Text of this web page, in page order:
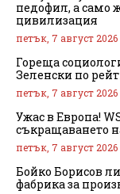
педофил, а само
цивилизация
петък, 7 август 2026
Гореща
Зеленски по
петък, 7 август 2026
Ужас в Европа!
съкращаването
петък, 7 август 2026
Бойко Борисов
фабрика за